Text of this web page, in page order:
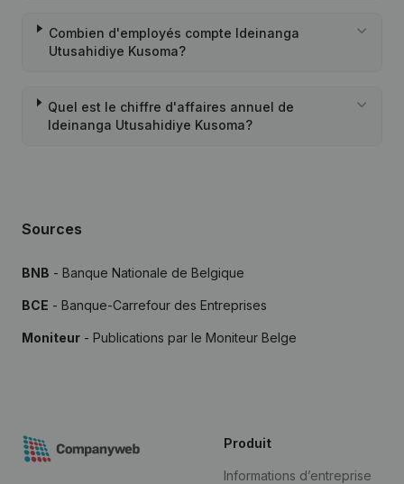
Combien d'employés compte Ideinanga
Utusahidiye Kusoma?
Quel est le chiffre d'affaires annuel de
Ideinanga Utusahidiye Kusoma?
Sources
BNB - Banque Nationale de Belgique
BCE - Banque-Carrefour des Entreprises
Moniteur - Publications par le Moniteur Belge
Produit
Informations d’entreprise